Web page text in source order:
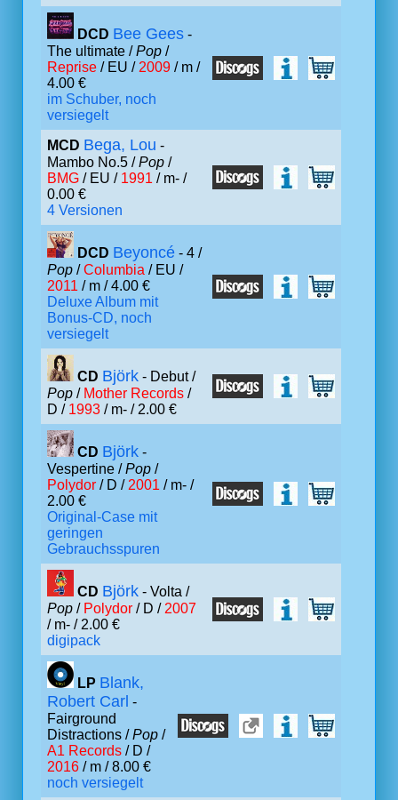
DCD Bee Gees -
The ultimate /Pop /
Reprise / EU / 2009 / m /
4.00 €
im Schuber, noch
versiegelt
MCD Bega, Lou -
Mambo No.5 /Pop /
BMG / EU / 1991 / m- /
0.00 €
4 Versionen
DCD Beyoncé - 4 /
Pop /Columbia / EU /
2011 / m / 4.00 €
Deluxe Album mit
Bonus-CD, noch
versiegelt
CD Björk - Debut /
Pop / Mother Records /
D / 1993 / m- / 2.00 €
CD Björk -
Vespertine /Pop /
Polydor / D / 2001 / m- /
2.00 €
Original-Case mit
geringen
Gebrauchsspuren
CD Björk - Volta /
Pop / Polydor / D / 2007
/ m- / 2.00 €
digipack
LP Blank,
Robert Carl -
Fairground
Distractions /Pop /
A1 Records / D /
2016 / m / 8.00 €
noch versiegelt